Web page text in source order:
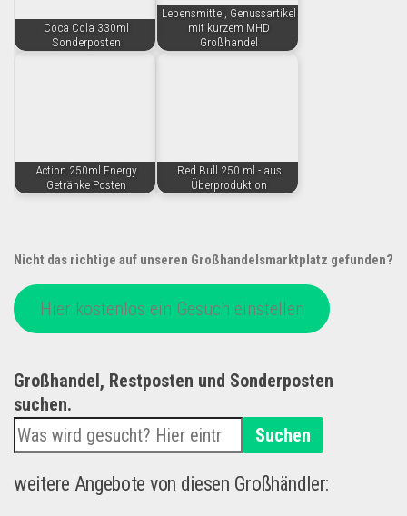
Coca Cola 330ml
Sonderposten
Lebensmittel, Genussartikel
mit kurzem MHD
Großhandel
Action 250ml Energy
Getränke Posten
Red Bull 250 ml - aus
Überproduktion
Nicht das richtige auf unseren Großhandelsmarktplatz gefunden?
Hier kostenlos ein Gesuch einstellen
Großhandel, Restposten und Sonderposten
suchen.
Suchen
weitere Angebote von diesen Großhändler: